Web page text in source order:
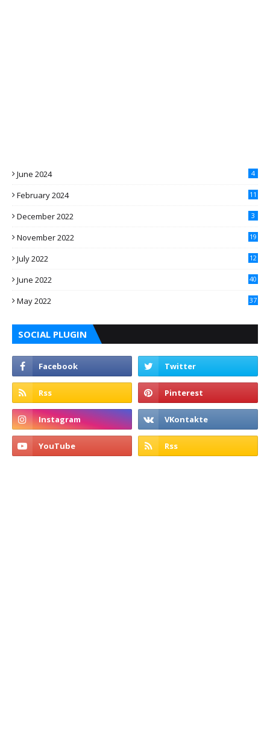
June 2024 4
February 2024 11
December 2022 3
November 2022 19
July 2022 12
June 2022 40
May 2022 37
SOCIAL PLUGIN